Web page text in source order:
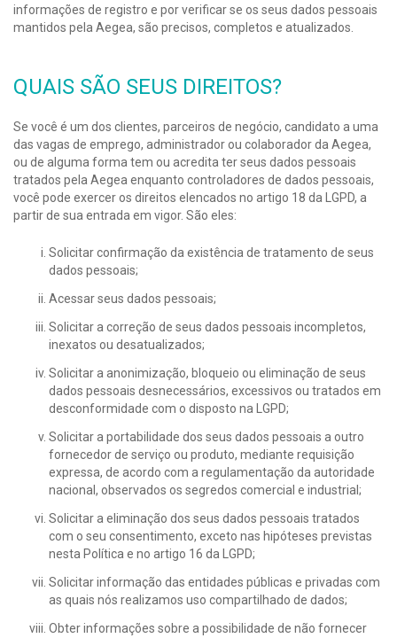
informações de registro e por verificar se os seus dados pessoais
mantidos pela Aegea, são precisos, completos e atualizados.
QUAIS SÃO SEUS DIREITOS?
Se você é um dos clientes, parceiros de negócio, candidato a uma
das vagas de emprego, administrador ou colaborador da Aegea,
ou de alguma forma tem ou acredita ter seus dados pessoais
tratados pela Aegea enquanto controladores de dados pessoais,
você pode exercer os direitos elencados no artigo 18 da LGPD, a
partir de sua entrada em vigor. São eles:
Solicitar confirmação da existência de tratamento de seus
dados pessoais;
Acessar seus dados pessoais;
Solicitar a correção de seus dados pessoais incompletos,
inexatos ou desatualizados;
Solicitar a anonimização, bloqueio ou eliminação de seus
dados pessoais desnecessários, excessivos ou tratados em
desconformidade com o disposto na LGPD;
Solicitar a portabilidade dos seus dados pessoais a outro
fornecedor de serviço ou produto, mediante requisição
expressa, de acordo com a regulamentação da autoridade
nacional, observados os segredos comercial e industrial;
Solicitar a eliminação dos seus dados pessoais tratados
com o seu consentimento, exceto nas hipóteses previstas
nesta Política e no artigo 16 da LGPD;
Solicitar informação das entidades públicas e privadas com
as quais nós realizamos uso compartilhado de dados;
Obter informações sobre a possibilidade de não fornecer